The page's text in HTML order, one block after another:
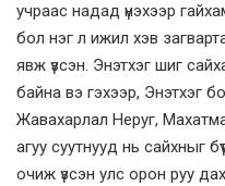
учраас надад үнэхээр
бол нэг л ижил хэв
явж үзсэн. Энэтхэг шиг
байна вэ гэхээр, Энэтхэг
Жавахарлал Неруг, Махатма
агуу суутнууд нь сайхныг
очиж үзсэн улс орон руу